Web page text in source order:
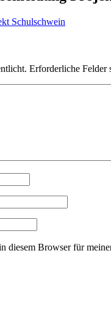
Schulschwein
Erforderliche Felder
diesem Browser für